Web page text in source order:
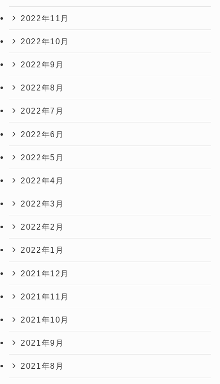
2022年11月
2022年10月
2022年9月
2022年8月
2022年7月
2022年6月
2022年5月
2022年4月
2022年3月
2022年2月
2022年1月
2021年12月
2021年11月
2021年10月
2021年9月
2021年8月